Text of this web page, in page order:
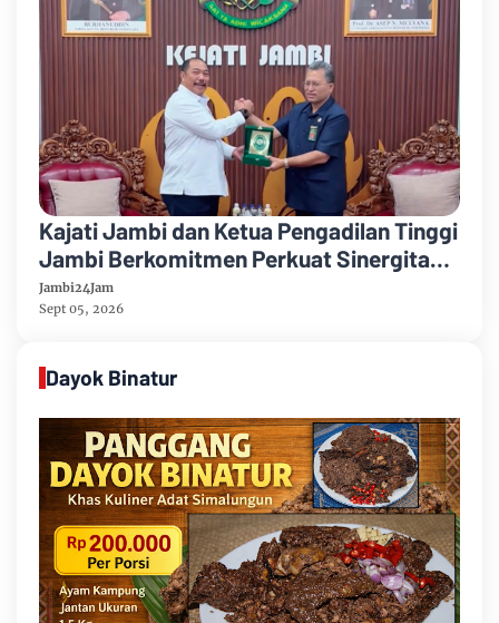
Kajati Jambi dan Ketua Pengadilan Tinggi
Jambi Berkomitmen Perkuat Sinergitas
Penegakan Hukum
Jambi24Jam
Sept 05, 2026
Dayok Binatur